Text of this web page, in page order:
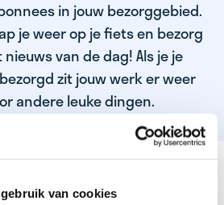
van cookies
in jouw bezorggebied.
je weer op je fiets en bezorg
van de dag! Als je je
zit jouw werk er weer
andere leuke dingen.
HEEFT ONZE TOP